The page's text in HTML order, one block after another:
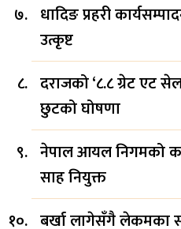
धादिङ प्रहरी
उत्कृष्ट
दराजको ‘८.८ ग्रेट एट
छुटको घोषणा
नेपाल आयल निगमको
साह नियुक्त
बर्खा लागेसँगै लेकमका